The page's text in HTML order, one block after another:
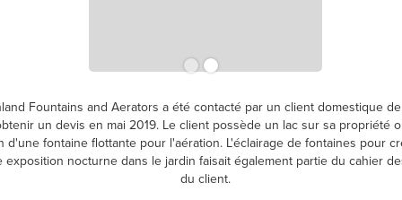
Fountains and Aerators a été contacté par un client domestique
un devis en mai 2019. Le client possède un lac sur sa propriété
d'une fontaine flottante pour l'aération. L'éclairage de fontaines pour
exposition nocturne dans le jardin faisait également partie du cahier
du client.